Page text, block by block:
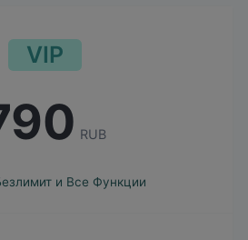
VIP
RUB
и Все Функции